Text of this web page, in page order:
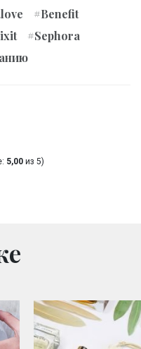
#Benefit
#Sephora
5,00 из 5)